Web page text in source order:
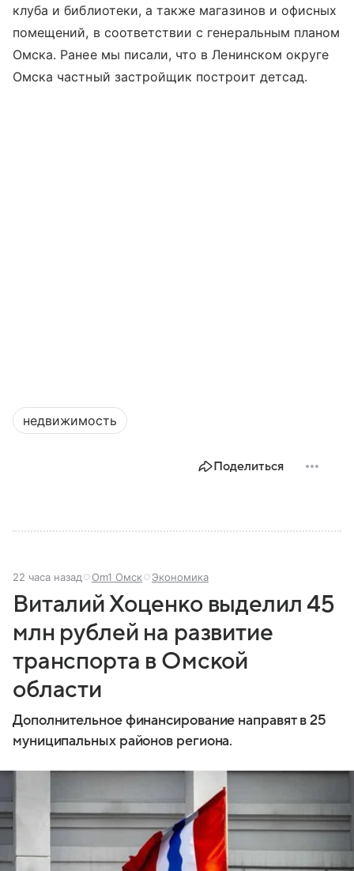
клуба и библиотеки, а также магазинов и офисных
помещений, в соответствии с генеральным планом
Омска. Ранее мы писали, что в Ленинском округе
Омска частный застройщик построит детсад.
недвижимость
Поделиться
22 часа назад Om1 Омск Экономика
Виталий Хоценко выделил 45
млн рублей на развитие
транспорта в Омской
области
Дополнительное финансирование направят в 25
муниципальных районов региона.